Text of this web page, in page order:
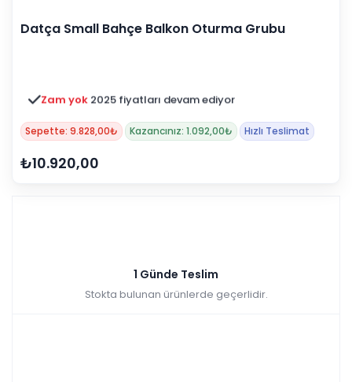
Datça Small Bahçe Balkon Oturma Grubu
Zam yok 2025 fiyatları devam ediyor
Sepette: 9.828,00₺ Kazancınız: 1.092,00₺ Hızlı Teslimat
₺10.920,00
1 Günde Teslim
Stokta bulunan ürünlerde geçerlidir.